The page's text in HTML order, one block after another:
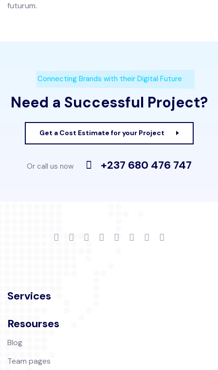
futurum.
Connecting Brands with their Digital Future
Need a Successful Project?
Get a Cost Estimate for your Project
Or call us now +237 680 476 747
Services
Resourses
Blog
Team pages